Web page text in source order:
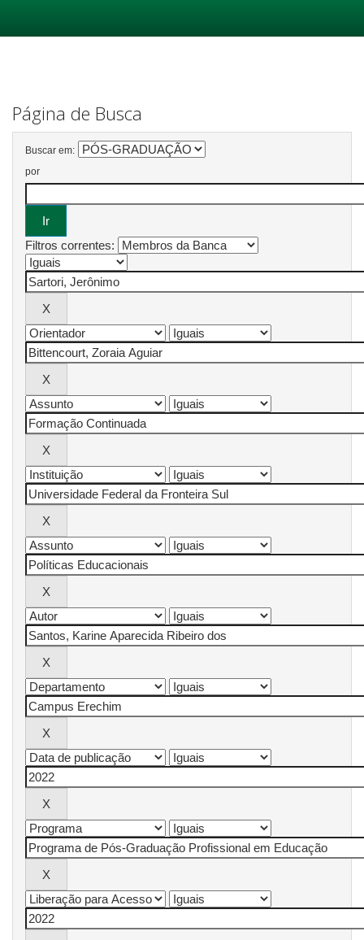
Página de Busca
Buscar em:
por
Filtros correntes: